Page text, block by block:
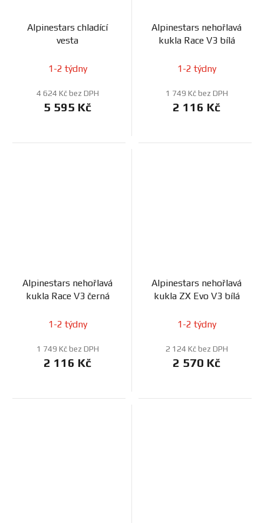
Alpinestars chladící
vesta
1-2 týdny
4 624 Kč bez DPH
5 595 Kč
Alpinestars nehořlavá
kukla Race V3 bílá
1-2 týdny
1 749 Kč bez DPH
2 116 Kč
Alpinestars nehořlavá
kukla Race V3 černá
1-2 týdny
1 749 Kč bez DPH
2 116 Kč
Alpinestars nehořlavá
kukla ZX Evo V3 bílá
1-2 týdny
2 124 Kč bez DPH
2 570 Kč